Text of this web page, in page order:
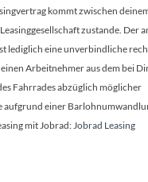
Griffe
Deore XT T8000 for 3x10-
kommt zwischen
zustande. Der
lediglich eine unverbindliche
Arbeitnehmer aus dem bei
Fahrrades abzüglich möglicher
aufgrund einer
mit Jobrad:Jobrad Leasing